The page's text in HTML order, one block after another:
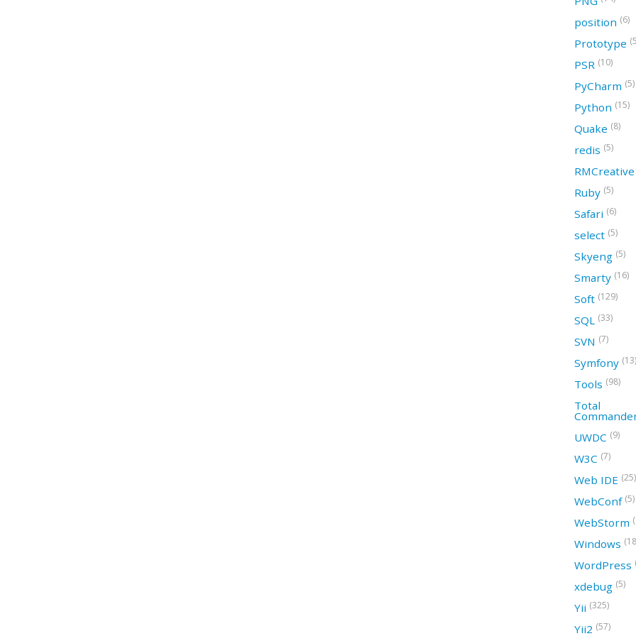
position (6)
Prototype
PSR (10)
PyCharm (5)
Python (15)
Quake (8)
redis (5)
RMCreative
Ruby (5)
Safari (6)
select (5)
Skyeng (5)
Smarty (16)
Soft (129)
SQL (33)
SVN (7)
Symfony (13)
Tools (98)
Total
UWDC (9)
W3C (7)
Web IDE (25)
WebConf (5)
WebStorm
Windows
WordPress
xdebug (5)
Yii (325)
Yii2 (57)